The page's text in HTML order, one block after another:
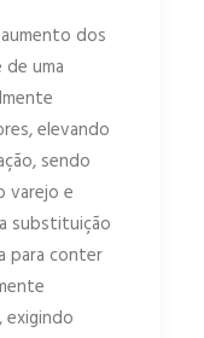
dos
uma
elevando
sendo
varejo e
substituição
para conter
exigindo